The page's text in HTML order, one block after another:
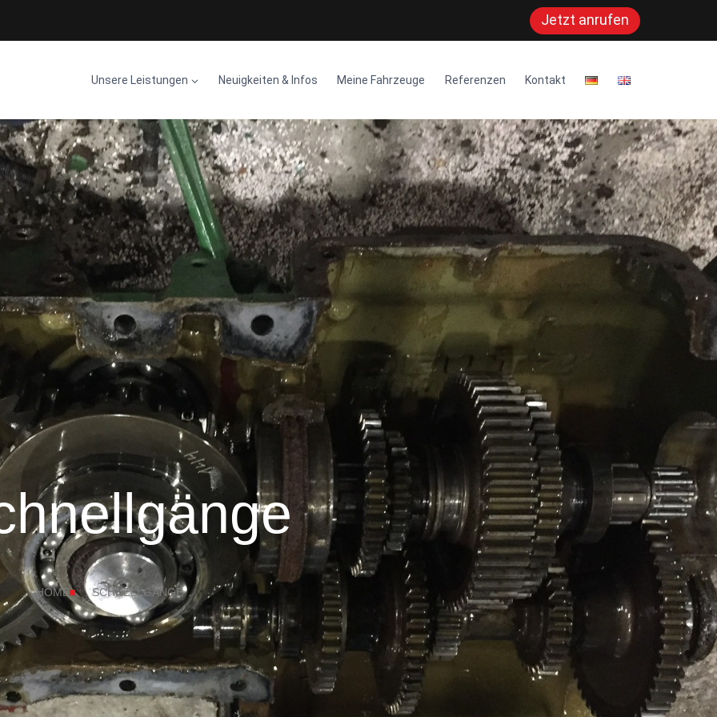
Jetzt anrufen
Unsere Leistungen Neuigkeiten & Infos Meine Fahrzeuge Referenzen Kontakt
HOME SCHNELLGÄNGE